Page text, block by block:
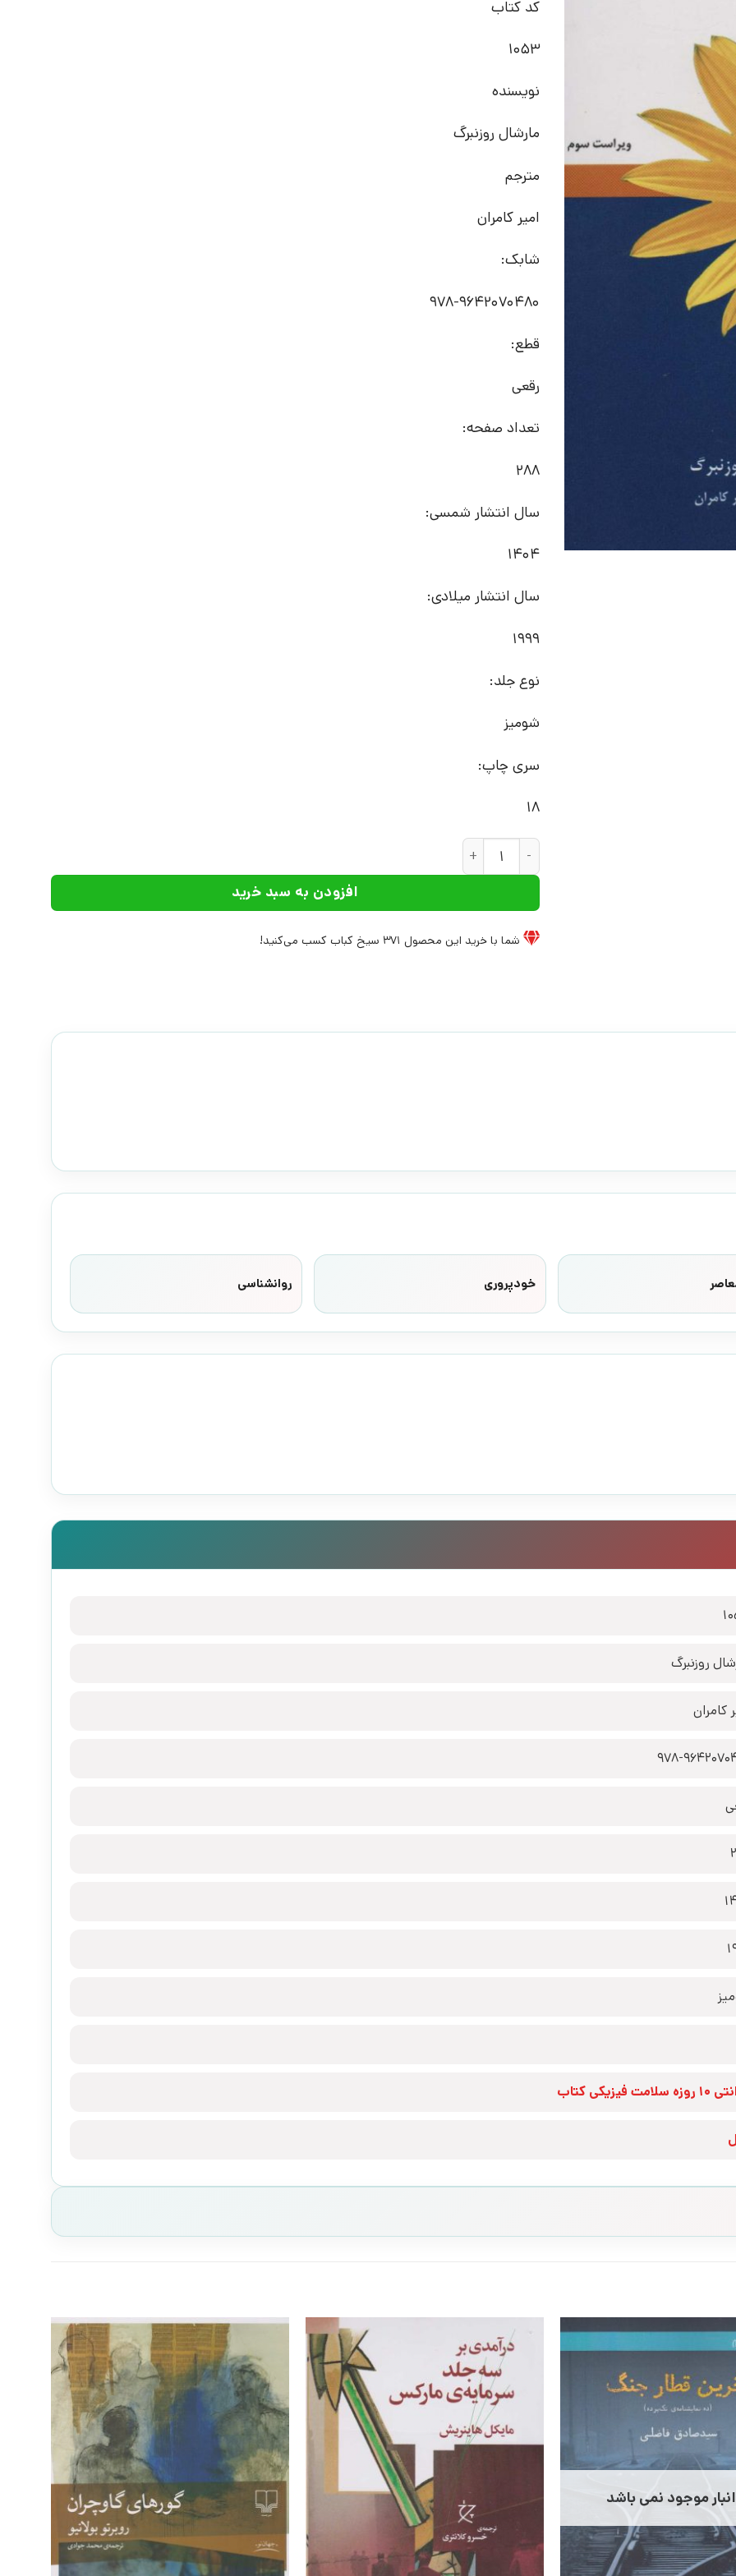
کد کتاب
1053
نویسنده
مارشال روزنبرگ
مترجم
امیر کامران
شابک:
978-9642070480
قطع:
رقعی
تعداد صفحه:
288
سال انتشار شمسی:
1404
سال انتشار میلادی:
1999
نوع جلد:
شومیز
سری چاپ:
18
کتاب ارتباط بدون خشونت زبان زندگی | انتشارات اختران عدد
افزودن به سبد خرید
شما با خرید این محصول 371 سیخ کباب کسب می‌کنید!
خودپروری روانشناسی
روزنبرگ
کامران
978-
فیزیکی کتاب
موجود نمی باشد